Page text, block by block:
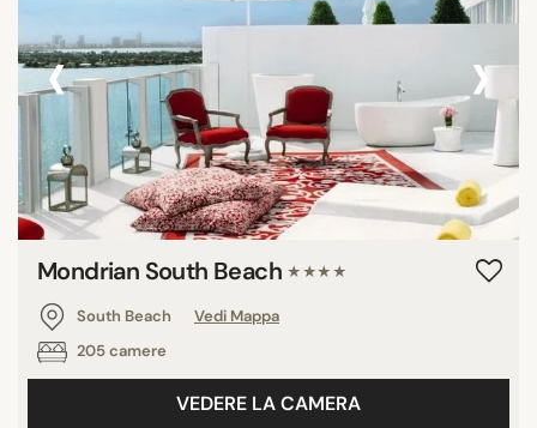
‹ ›
Mondrian South Beach ★★★★
South Beach
Vedi Mappa
205 camere
VEDERE LA CAMERA